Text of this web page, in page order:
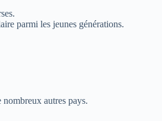
parmi les jeunes générations.
autres pays.